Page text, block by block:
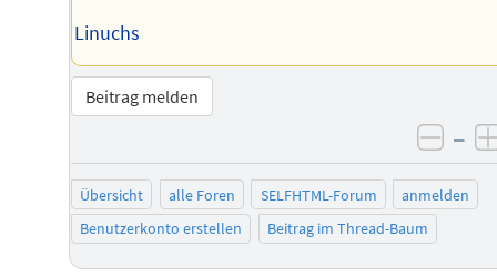
Linuchs
Beitrag melden
–
Übersicht alle Foren SELFHTML-Forum
anmelden
Benutzerkonto erstellen
Beitrag im Thread-Baum